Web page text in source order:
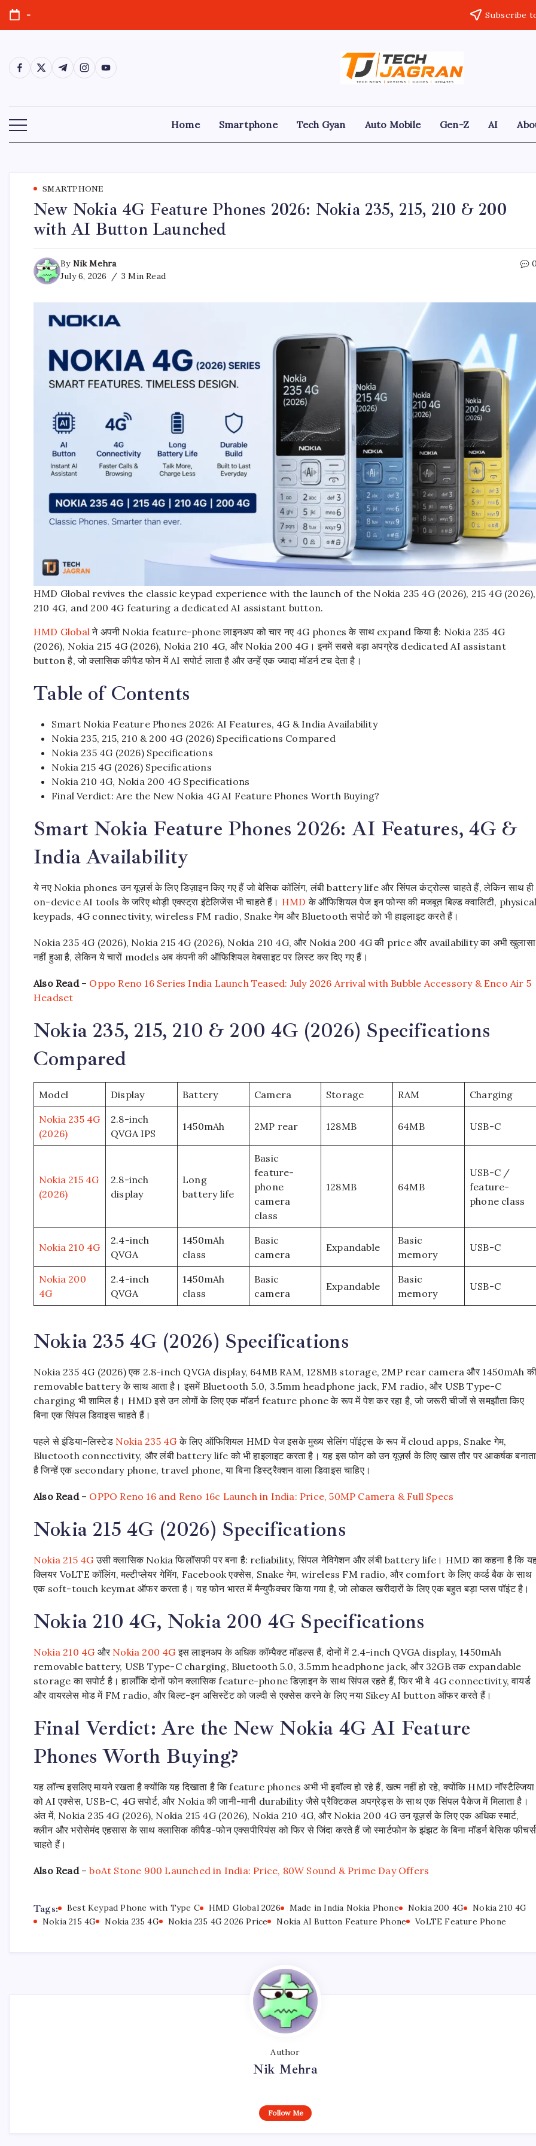
- Subscribe
Home Smartphone Tech Gyan Auto Mobile Gen-Z AI
SMARTPHONE
New Nokia 4G Feature Phones 2026: Nokia 235, 215, 210 & 200
with AI Button Launched
By Nik Mehra
July 6, 2026
3 Min Read
0
HMD Global revives the classic keypad experience with the launch of the Nokia 235 4G (2026), 215 4G (2026),
210 4G, and 200 4G featuring a dedicated AI assistant button.
HMD Global ने अपनी Nokia feature-phone लाइनअप को चार नए 4G phones के साथ expand किया है: Nokia 235 4G
(2026), Nokia 215 4G (2026), Nokia 210 4G, और Nokia 200 4G। इनमें सबसे बड़ा अपग्रेड dedicated AI assistant
button है, जो क्लासिक कीपैड फोन में AI सपोर्ट लाता है और उन्हें एक ज्यादा मॉडर्न टच देता है।
Table of Contents
Smart Nokia Feature Phones 2026: AI Features, 4G & India Availability
Nokia 235, 215, 210 & 200 4G (2026) Specifications Compared
Nokia 235 4G (2026) Specifications
Nokia 215 4G (2026) Specifications
Nokia 210 4G, Nokia 200 4G Specifications
Final Verdict: Are the New Nokia 4G AI Feature Phones Worth Buying?
Smart Nokia Feature Phones 2026: AI Features, 4G &
India Availability
ये नए Nokia phones उन यूज़र्स के लिए डिज़ाइन किए गए हैं जो बेसिक कॉलिंग, लंबी battery life और सिंपल कंट्रोल्स चाहते हैं, लेकिन साथ ही
on-device AI tools के जरिए थोड़ी एक्स्ट्रा इंटेलिजेंस भी चाहते हैं। HMD के ऑफिशियल पेज इन फोन्स की मजबूत बिल्ड क्वालिटी, physical
keypads, 4G connectivity, wireless FM radio, Snake गेम और Bluetooth सपोर्ट को भी हाइलाइट करते हैं।
Nokia 235 4G (2026), Nokia 215 4G (2026), Nokia 210 4G, और Nokia 200 4G की price और availability का अभी खुलासा
नहीं हुआ है, लेकिन ये चारों models अब कंपनी की ऑफिशियल वेबसाइट पर लिस्ट कर दिए गए हैं।
Also Read– Oppo Reno 16 Series India Launch Teased: July 2026 Arrival with Bubble Accessory & Enco Air 5
Headset
Nokia 235, 215, 210 & 200 4G (2026) Specifications
Compared
Model Display Battery Camera Storage RAM Charging
Nokia 235 4G
(2026)
2.8-inch
QVGA IPS
1450mAh 2MP rear 128MB 64MB USB-C
Nokia 215 4G
(2026)
2.8-inch
display
Long
battery life
Basic
feature-
phone
camera
class
128MB 64MB
USB-C /
feature-
phone class
Nokia 210 4G
2.4-inch
QVGA
1450mAh
class
Basic
camera
Expandable
Basic
memory
USB-C
Nokia 200
4G
2.4-inch
QVGA
1450mAh
class
Basic
camera
Expandable
Basic
memory
USB-C
Nokia 235 4G (2026) Specifications
Nokia 235 4G (2026) एक 2.8-inch QVGA display, 64MB RAM, 128MB storage, 2MP rear camera और 1450mAh की
removable battery के साथ आता है। इसमें Bluetooth 5.0, 3.5mm headphone jack, FM radio, और USB Type-C
charging भी शामिल है। HMD इसे उन लोगों के लिए एक मॉडर्न feature phone के रूप में पेश कर रहा है, जो जरूरी चीजों से समझौता किए
बिना एक सिंपल डिवाइस चाहते हैं।
पहले से इंडिया-लिस्टेड Nokia 235 4G के लिए ऑफिशियल HMD पेज इसके मुख्य सेलिंग पॉइंट्स के रूप में cloud apps, Snake गेम,
Bluetooth connectivity, और लंबी battery life को भी हाइलाइट करता है। यह इस फोन को उन यूज़र्स के लिए खास तौर पर आकर्षक बनाता
है जिन्हें एक secondary phone, travel phone, या बिना डिस्ट्रैक्शन वाला डिवाइस चाहिए।
Also Read– OPPO Reno 16 and Reno 16c Launch in India: Price, 50MP Camera & Full Specs
Nokia 215 4G (2026) Specifications
Nokia 215 4G उसी क्लासिक Nokia फिलॉसफी पर बना है: reliability, सिंपल नेविगेशन और लंबी battery life। HMD का कहना है कि
क्लियर VoLTE कॉलिंग, मल्टीप्लेयर गेमिंग, Facebook एक्सेस, Snake गेम, wireless FM radio, और comfort के लिए कर्व्ड बैक के साथ
एक soft-touch keymat ऑफर करता है। यह फोन भारत में मैन्युफैक्चर किया गया है, जो लोकल खरीदारों के लिए एक बहुत बड़ा प्लस पॉइंट है।
Nokia 210 4G, Nokia 200 4G Specifications
Nokia 210 4G और Nokia 200 4G इस लाइनअप के अधिक कॉम्पैक्ट मॉडल्स हैं, दोनों में 2.4-inch QVGA display, 1450mAh
removable battery, USB Type-C charging, Bluetooth 5.0, 3.5mm headphone jack, और 32GB तक expandable
storage का सपोर्ट है। हालाँकि दोनों फोन क्लासिक feature-phone डिज़ाइन के साथ सिंपल रहते हैं, फिर भी वे 4G connectivity, वायर्ड
और वायरलेस मोड में FM radio, और बिल्ट-इन असिस्टेंट को जल्दी से एक्सेस करने के लिए नया Sikey AI button ऑफर करते हैं।
Final Verdict: Are the New Nokia 4G AI Feature
Phones Worth Buying?
यह लॉन्च इसलिए मायने रखता है क्योंकि यह दिखाता है कि feature phones अभी भी इवॉल्व हो रहे हैं, खत्म नहीं हो रहे, क्योंकि HMD नॉस्टैल्जिया
को AI एक्सेस, USB-C, 4G सपोर्ट, और Nokia की जानी-मानी durability जैसे प्रैक्टिकल अपग्रेड्स के साथ एक सिंपल पैकेज में मिलाता है।
अंत में, Nokia 235 4G (2026), Nokia 215 4G (2026), Nokia 210 4G, और Nokia 200 4G उन यूज़र्स के लिए एक अधिक स्मार्ट,
क्लीन और भरोसेमंद एहसास के साथ क्लासिक कीपैड-फोन एक्सपीरियंस को फिर से जिंदा करते हैं जो स्मार्टफोन के झंझट के बिना मॉडर्न बेसिक फीचर्स
चाहते हैं।
Also Read–boAt Stone 900 Launched in India: Price, 80W Sound & Prime Day Offers
Tags: Best Keypad Phone with Type C HMD Global 2026 Made in India Nokia Phone Nokia 200 4G
Nokia 210 4G
Nokia 215 4G
Nokia 235 4G Nokia 235 4G 2026 Price Nokia AI Button Feature Phone VoLTE Feature Phone
Author
Nik Mehra
Follow Me